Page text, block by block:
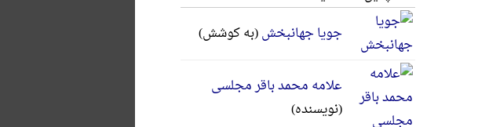
جویا جهانبخش(به کوشش)
علامه محمد باقر مجلسی
(نویسنده)